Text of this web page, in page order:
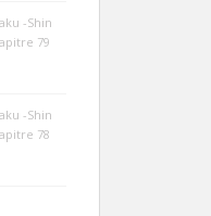
-Shin
79
-Shin
78